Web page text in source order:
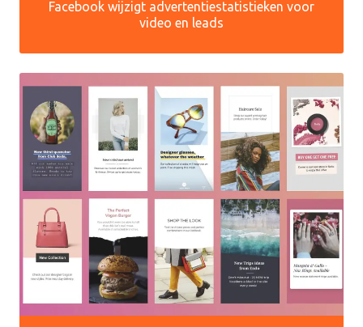
Facebook wijzigt advertentiestatistieken voor
video en leads